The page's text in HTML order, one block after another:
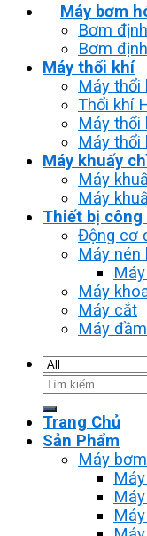
Máy bơm
Bơm
Bơm
Máy thổi khí
Máy thổi
Thổi khí
Máy thổi
Máy thổi
Máy khuấy
Máy
Máy
Thiết bị công
Động cơ
Máy nén
Máy
Máy cắt
Máy đầm
Tìm
Trang Chủ
Sản Phẩm
Máy